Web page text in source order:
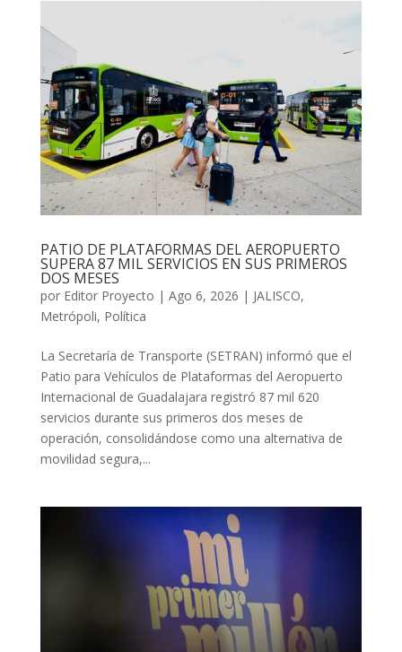
PATIO DE PLATAFORMAS DEL AEROPUERTO
SUPERA 87 MIL SERVICIOS EN SUS PRIMEROS
DOS MESES
por Editor Proyecto | Ago 6, 2026 | JALISCO,
Metrópoli, Política
La Secretaría de Transporte (SETRAN) informó que el
Patio para Vehículos de Plataformas del Aeropuerto
Internacional de Guadalajara registró 87 mil 620
servicios durante sus primeros dos meses de
operación, consolidándose como una alternativa de
movilidad segura,...